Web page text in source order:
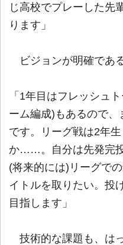
じ高校でプレーした先
ります」
ビジョンが明確である
「1年目はフレッシュ
ーム編成)もあるので
です。リーグ戦は2年
か……。自分は先発完投
(将来的には)リーグで
イトルを取りたい。投
目指します」
技術的な課題も、は